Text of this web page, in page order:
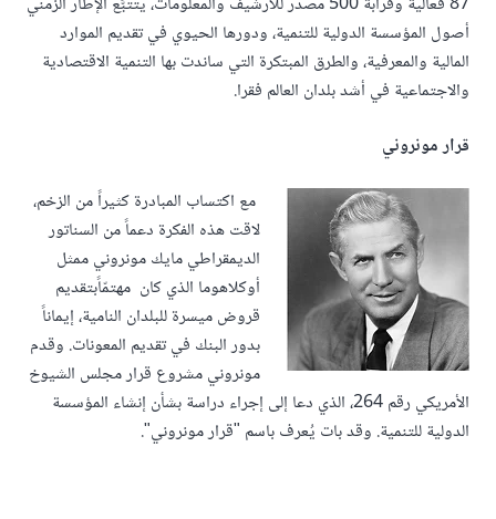
أصول المؤسسة الدولية للتنمية، ودورها الحيوي في تقديم الموارد
المالية والمعرفية، والطرق المبتكرة التي ساندت بها التنمية الاقتصادية
والاجتماعية في أشد بلدان العالم فقرا.
قرار مونروني
مع اكتساب المبادرة كثيراً من الزخم،
لاقت هذه الفكرة دعماً من السناتور
الديمقراطي مايك مونروني ممثل
أوكلاهوما الذي كان مهتمّاًبتقديم
قروض ميسرة للبلدان النامية، إيماناً
بدور البنك في تقديم المعونات. وقدم
مونروني مشروع قرار مجلس الشيوخ
الأمريكي رقم 264، الذي دعا إلى إجراء دراسة بشأن إنشاء المؤسسة
الدولية للتنمية. وقد بات يُعرف باسم "قرار مونروني".